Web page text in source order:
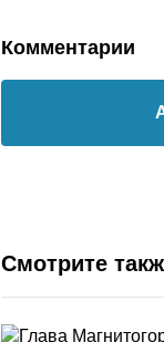
Комментарии
Смотрите